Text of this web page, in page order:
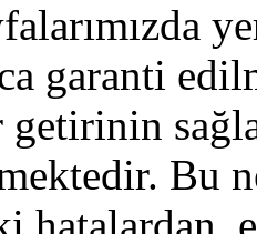
garanti
getirinin
Bu